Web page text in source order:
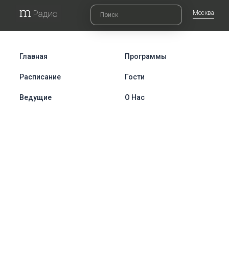
Москва
Главная Программы
Расписание Гости
Ведущие О Нас